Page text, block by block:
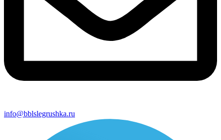
info@bblslegrushka.ru